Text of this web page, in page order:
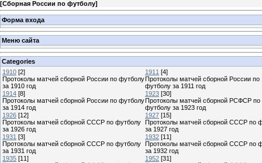
[Сборная России по футболу]
Форма входа
Меню сайта
Categories
1910 [2]
Протоколы матчей сборной России по футболу
за 1910 год
1911 [4]
Протоколы матчей сборной России по
футболу за 1911 год
1914 [8]
Протоколы матчей сборной России по футболу
за 1914 год
1923 [30]
Протоколы матчей сборной РСФСР по
футболу за 1923 год
1926 [12]
Протоколы матчей сборной СССР по футболу
за 1926 год
1927 [15]
Протоколы матчей сборной СССР по
за 1927 год
1931 [3]
Протоколы матчей сборной СССР по футболу
за 1931 год
1932 [11]
Протоколы матчей сборной СССР по
за 1932 год
1935 [11]
1952 [31]